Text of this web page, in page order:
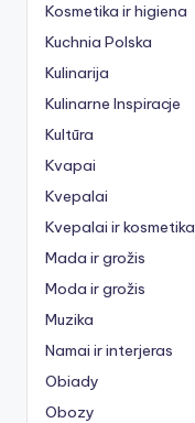
Kosmetika ir higiena
Kuchnia Polska
Kulinarija
Kulinarne Inspiracje
Kultūra
Kvapai
Kvepalai
Kvepalai ir kosmetika
Mada ir grožis
Moda ir grožis
Muzika
Namai ir interjeras
Obiady
Obozy